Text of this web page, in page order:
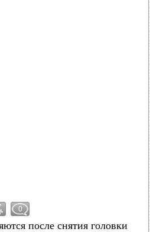
0
после снятия головки